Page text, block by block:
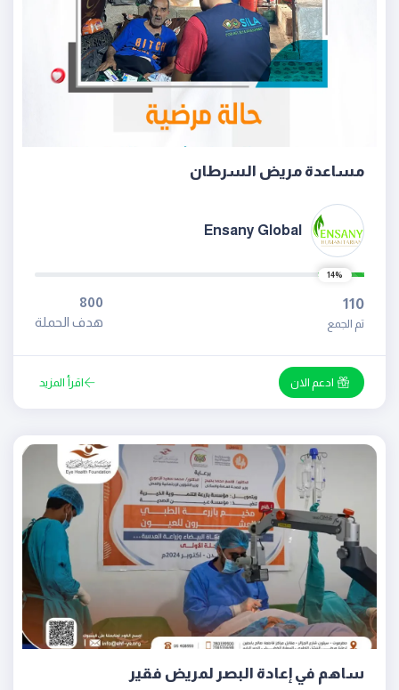
مساعدة مريض السرطان
Ensany Global
14%
110
تم الجمع
800
هدف الحملة
ادعم الان اقرأ المزيد
ساهم في إعادة البصر لمريض فقير